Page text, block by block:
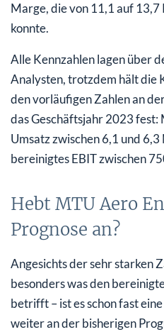
Marge, die von 11,1 auf
konnte.
Alle Kennzahlen lagen über
Analysten, trotzdem hält die
den vorläufigen Zahlen an
das Geschäftsjahr 2023
Umsatz zwischen 6,1 und
bereinigtes EBIT zwischen
Hebt MTU Aero
Prognose an?
Angesichts der sehr starken
besonders was den
betrifft – ist es schon fast
weiter an der bisherigen